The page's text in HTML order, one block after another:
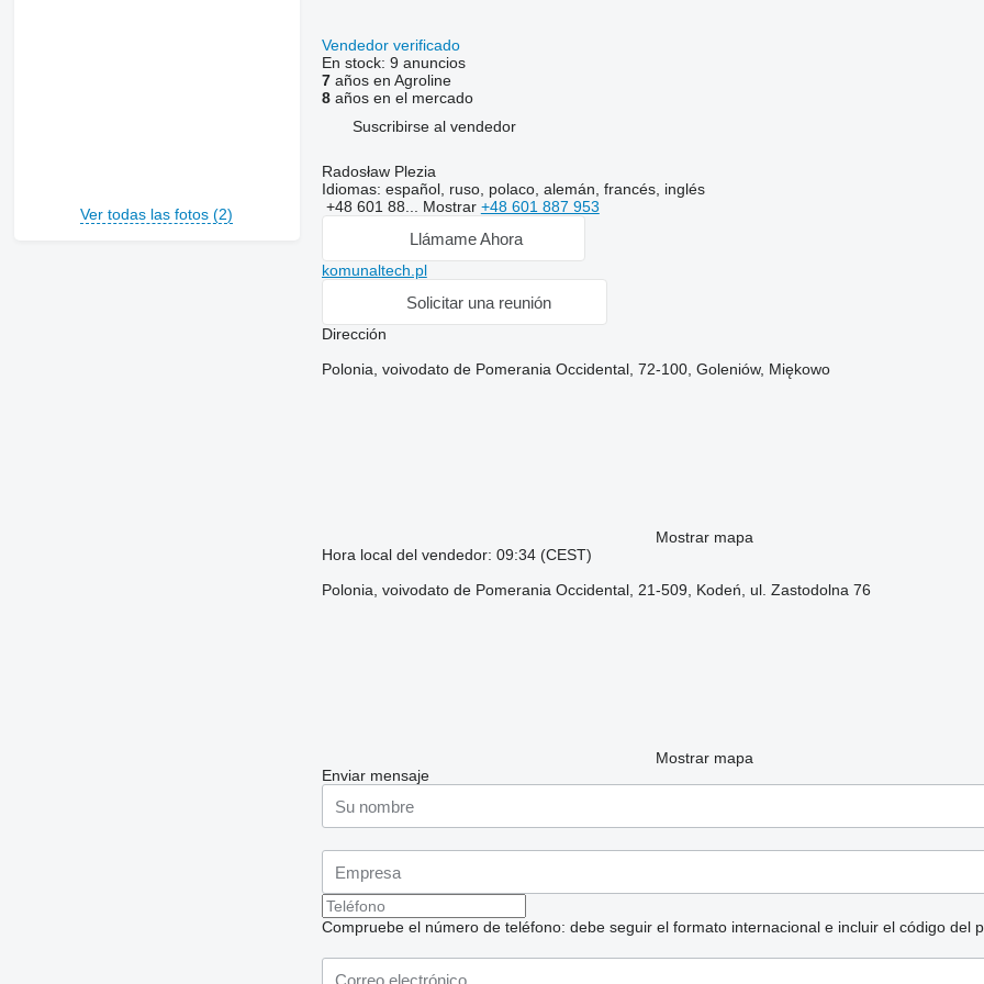
Ver todas las fotos (2)
Vendedor verificado
En stock: 9 anuncios
7años en Agroline
8años en el mercado
Suscribirse al vendedor
Radosław Plezia
Idiomas: español, ruso, polaco, alemán, francés, inglés
+48 601 88... Mostrar +48 601 887 953
Llámame Ahora
komunaltech.pl
Solicitar una reunión
Dirección
Polonia, voivodato de Pomerania Occidental, 72-100, Goleniów, Miękowo
Mostrar mapa
Hora local del vendedor: 09:34 (CEST)
Polonia, voivodato de Pomerania Occidental, 21-509, Kodeń, ul. Zastodolna 76
Mostrar mapa
Enviar mensaje
Compruebe el número de teléfono: debe seguir el formato internacional e incluir el código del